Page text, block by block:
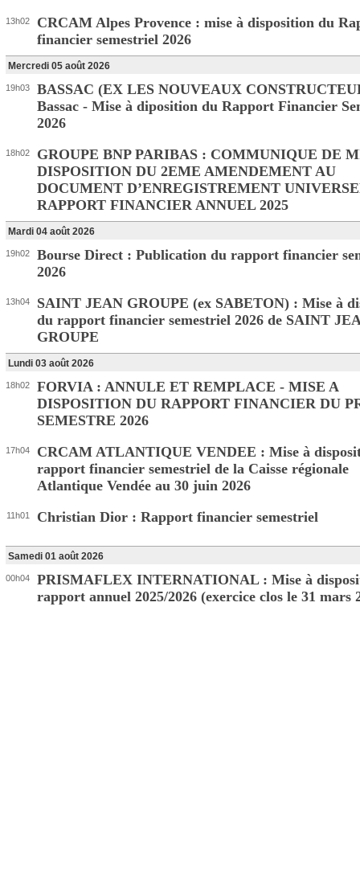
13h02
CRCAM Alpes Provence : mise à disposition du
financier semestriel 2026
Mercredi 05 août 2026
19h03
BASSAC (EX LES NOUVEAUX
Bassac - Mise à diposition du Rapport Financier
2026
18h02
GROUPE BNP PARIBAS : COMMUNIQUE DE
DISPOSITION DU 2EME AMENDEMENT AU
DOCUMENT D’ENREGISTREMENT
RAPPORT FINANCIER ANNUEL 2025
Mardi 04 août 2026
19h02
Bourse Direct : Publication du rapport financier
2026
13h04
SAINT JEAN GROUPE (ex SABETON) : Mise à
du rapport financier semestriel 2026 de SAINT
GROUPE
Lundi 03 août 2026
18h02
FORVIA : ANNULE ET REMPLACE - MISE A
DISPOSITION DU RAPPORT FINANCIER DU
SEMESTRE 2026
17h04
CRCAM ATLANTIQUE VENDEE : Mise à
rapport financier semestriel de la Caisse régionale
Atlantique Vendée au 30 juin 2026
11h01 Christian Dior : Rapport financier semestriel
Samedi 01 août 2026
00h04
PRISMAFLEX INTERNATIONAL : Mise à
rapport annuel 2025/2026 (exercice clos le 31 mars